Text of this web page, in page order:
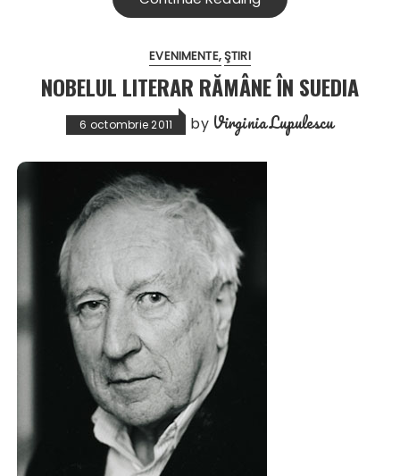
EVENIMENTE ŞTIRI
NOBELUL LITERAR RĂMÂNE ÎN SUEDIA
6 octombrie 2011 by Virginia Lupulescu